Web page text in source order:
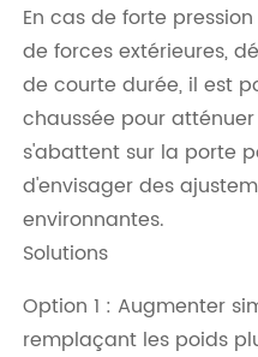
En cas de forte
de forces extérieures,
de courte durée, il est
chaussée pour
s'abattent sur la porte
d'envisager des
environnantes.
Solutions
Option 1 : Augmenter
remplaçant les poids